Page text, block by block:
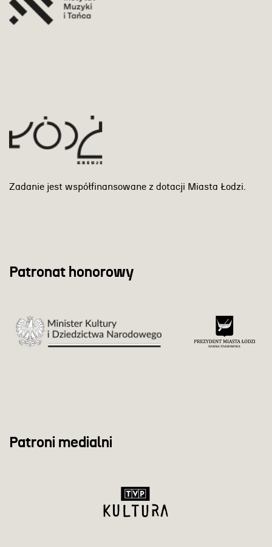
Zadanie jest współfinansowane z dotacji Miasta Łodzi.
Patronat honorowy
Patroni medialni